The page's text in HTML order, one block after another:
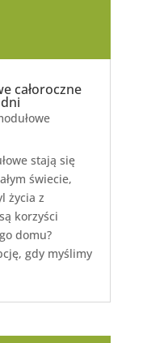
całoroczne
stają się
świecie,
życia z
korzyści
domu?
gdy myślimy